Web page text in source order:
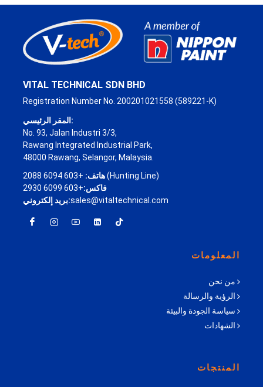
VITAL TECHNICAL SDN BHD
Registration Number No. 200201021558 (589221-K)
المقر الرئيسي:
No. 93, Jalan Industri 3/3,
Rawang Integrated Industrial Park,
48000 Rawang, Selangor, Malaysia.
هاتف:+603 6094 2088 (Hunting Line)
فاكس:+603 6099 2930
بريد إلكتروني:sales@vitaltechnical.com
المعلومات
من نحن
الرؤية والرسالة
سياسة الجودة والبيئة
الشهادات
المنتجات